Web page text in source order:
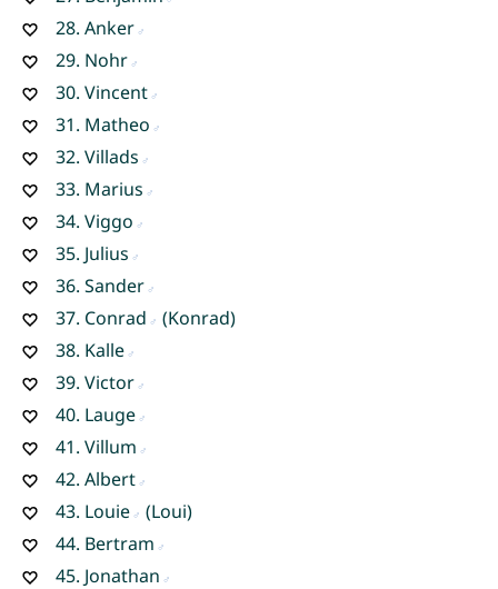
28. Anker
29. Nohr
30. Vincent
31. Matheo
32. Villads
33. Marius
34. Viggo
35. Julius
36. Sander
37. Conrad
(Konrad)
38. Kalle
39. Victor
40. Lauge
41. Villum
42. Albert
43. Louie
(Loui)
44. Bertram
45. Jonathan